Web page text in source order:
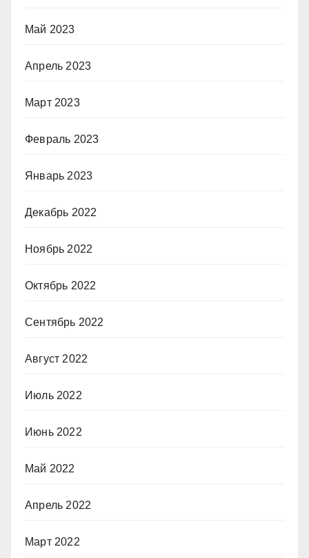
Май 2023
Апрель 2023
Март 2023
Февраль 2023
Январь 2023
Декабрь 2022
Ноябрь 2022
Октябрь 2022
Сентябрь 2022
Август 2022
Июль 2022
Июнь 2022
Май 2022
Апрель 2022
Март 2022